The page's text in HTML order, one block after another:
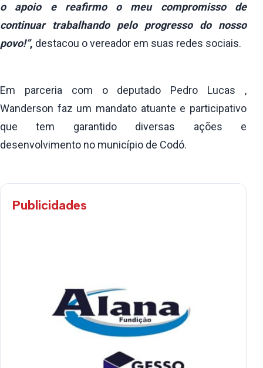
o apoio e reafirmo o meu compromisso de
continuar trabalhando pelo progresso do nosso
povo!”, destacou o vereador em suas redes sociais.
Em parceria com o deputado Pedro Lucas ,
Wanderson faz um mandato atuante e participativo
que tem garantido diversas ações e
desenvolvimento no município de Codó.
Publicidades